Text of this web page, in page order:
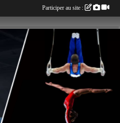
Participer au site :